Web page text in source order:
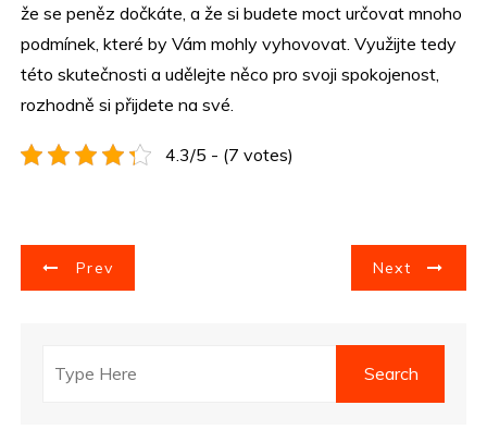
že se peněz dočkáte, a že si budete moct určovat mnoho
podmínek, které by Vám mohly vyhovovat. Využijte tedy
této skutečnosti a udělejte něco pro svoji spokojenost,
rozhodně si přijdete na své.
4.3/5 - (7 votes)
N
Prev Next